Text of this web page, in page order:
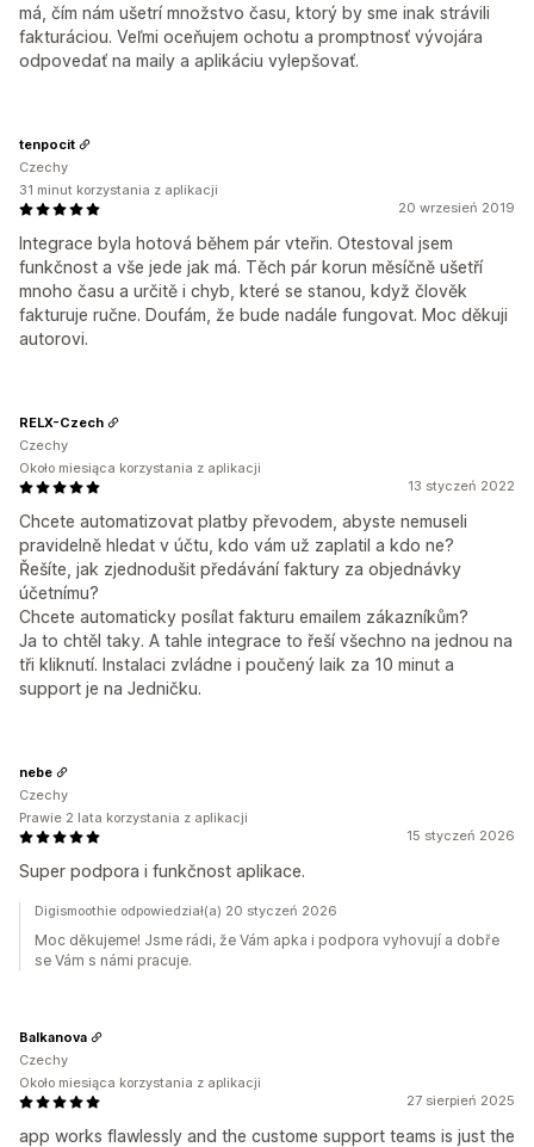
má, čím nám ušetrí množstvo času, ktorý by sme inak strávili
fakturáciou. Veľmi oceňujem ochotu a promptnosť vývojára
odpovedať na maily a aplikáciu vylepšovať.
20 wrzesień 2019
Integrace byla hotová během pár vteřin. Otestoval jsem
funkčnost a vše jede jak má. Těch pár korun měsíčně ušetří
mnoho času a určitě i chyb, které se stanou, když člověk
fakturuje ručne. Doufám, že bude nadále fungovat. Moc děkuji
autorovi.
tenpocit
Czechy
31 minut korzystania z aplikacji
13 styczeń 2022
Chcete automatizovat platby převodem, abyste nemuseli
pravidelně hledat v účtu, kdo vám už zaplatil a kdo ne?
Řešíte, jak zjednodušit předávání faktury za objednávky
účetnímu?
Chcete automaticky posílat fakturu emailem zákazníkům?
Ja to chtěl taky. A tahle integrace to řeší všechno na jednou na
tři kliknutí. Instalaci zvládne i poučený laik za 10 minut a
support je na Jedničku.
RELX-Czech
Czechy
Około miesiąca korzystania z aplikacji
15 styczeń 2026
Super podpora i funkčnost aplikace.
nebe
Czechy
Prawie 2 lata korzystania z aplikacji
Digismoothie odpowiedział(a) 20 styczeń 2026
Moc děkujeme! Jsme rádi, že Vám apka i podpora vyhovují a dobře
se Vám s námi pracuje.
27 sierpień 2025
app works flawlessly and the custome support teams is just the
Balkanova
Czechy
Około miesiąca korzystania z aplikacji